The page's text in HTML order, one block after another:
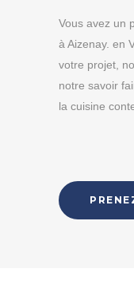
Vous avez un
à Aizenay. en
votre projet,
notre savoir
la cuisine